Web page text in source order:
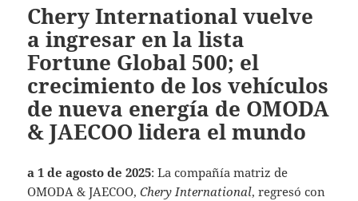
Chery International vuelve
a ingresar en la lista
Fortune Global 500; el
crecimiento de los vehículos
de nueva energía de OMODA
& JAECOO lidera el mundo
a 1 de agosto de 2025: La compañía matriz de
OMODA & JAECOO,Chery International, regresó con